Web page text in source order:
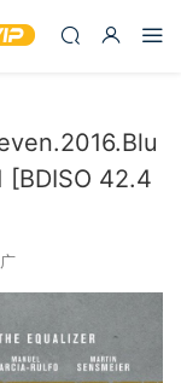
[BDISO 42.4